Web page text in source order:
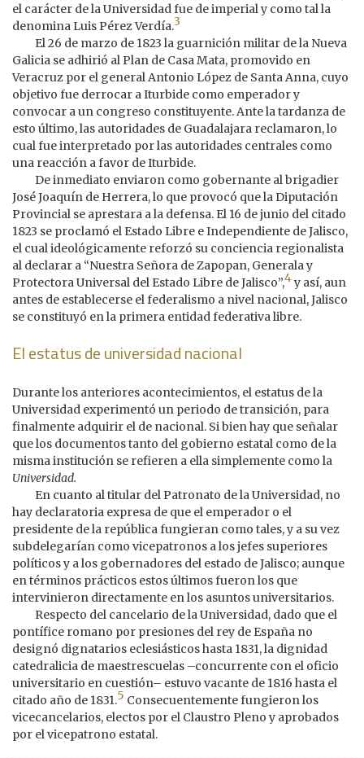
el carácter de la Universidad fue de imperial y como tal la
denomina Luis Pérez Verdía.3
El 26 de marzo de 1823 la guarnición militar de la Nueva
Galicia se adhirió al Plan de Casa Mata, promovido en
Veracruz por el general Antonio López de Santa Anna, cuyo
objetivo fue derrocar a Iturbide como emperador y
convocar a un congreso constituyente. Ante la tardanza de
esto último, las autoridades de Guadalajara reclamaron, lo
cual fue interpretado por las autoridades centrales como
una reacción a favor de Iturbide.
De inmediato enviaron como gobernante al brigadier
José Joaquín de Herrera, lo que provocó que la Diputación
Provincial se aprestara a la defensa. El 16 de junio del citado
1823 se proclamó el Estado Libre e Independiente de Jalisco,
el cual ideológicamente reforzó su conciencia regionalista
al declarar a “Nuestra Señora de Zapopan, Generala y
Protectora Universal del Estado Libre de Jalisco”,4y así, aun
antes de establecerse el federalismo a nivel nacional, Jalisco
se constituyó en la primera entidad federativa libre.
El estatus de universidad nacional
Durante los anteriores acontecimientos, el estatus de la
Universidad experimentó un periodo de transición, para
finalmente adquirir el de nacional. Si bien hay que señalar
que los documentos tanto del gobierno estatal como de la
misma institución se refieren a ella simplemente como la
Universidad.
En cuanto al titular del Patronato de la Universidad, no
hay declaratoria expresa de que el emperador o el
presidente de la república fungieran como tales, y a su vez
subdelegarían como vicepatronos a los jefes superiores
políticos y a los gobernadores del estado de Jalisco; aunque
en términos prácticos estos últimos fueron los que
intervinieron directamente en los asuntos universitarios.
Respecto del cancelario de la Universidad, dado que el
pontífice romano por presiones del rey de España no
designó dignatarios eclesiásticos hasta 1831, la dignidad
catedralicia de maestrescuelas –concurrente con el oficio
universitario en cuestión– estuvo vacante de 1816 hasta el
citado año de 1831.5 Consecuentemente fungieron los
vicecancelarios, electos por el Claustro Pleno y aprobados
por el vicepatrono estatal.